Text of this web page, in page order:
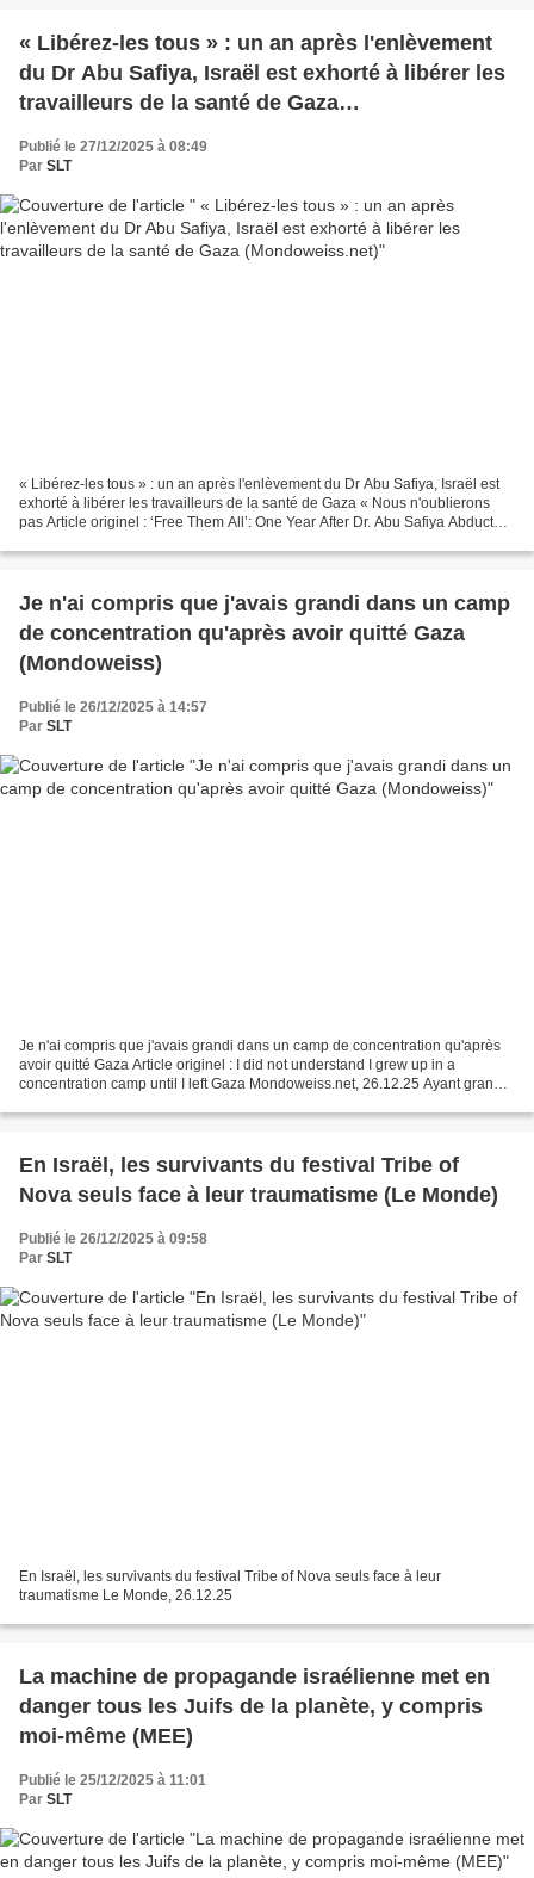
« Libérez-les tous » : un an après l'enlèvement
du Dr Abu Safiya, Israël est exhorté à libérer les
travailleurs de la santé de Gaza
Publié le 27/12/2025 à 08:49
Par SLT
« Libérez-les tous » : un an après l'enlèvement du Dr Abu Safiya, Israël est
exhorté à libérer les travailleurs de la santé de Gaza « Nous n'oublierons
pas Article originel : ‘Free Them All’: One Year After Dr. Abu Safiya Abducted,
Je n'ai compris que j'avais grandi dans un camp
de concentration qu'après avoir quitté Gaza
(Mondoweiss)
Publié le 26/12/2025 à 14:57
Par SLT
Je n'ai compris que j'avais grandi dans un camp de concentration qu'après
avoir quitté Gaza Article originel : I did not understand I grew up in a
concentration camp until I left Gaza Mondoweiss.net, 26.12.25 Ayant grandi
En Israël, les survivants du festival Tribe of
Nova seuls face à leur traumatisme (Le Monde)
Publié le 26/12/2025 à 09:58
Par SLT
En Israël, les survivants du festival Tribe of Nova seuls face à leur
traumatisme Le Monde, 26.12.25
La machine de propagande israélienne met en
danger tous les Juifs de la planète, y compris
moi-même (MEE)
Publié le 25/12/2025 à 11:01
Par SLT